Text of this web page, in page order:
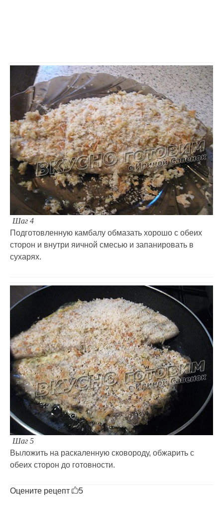
Шаг 4
Подготовленную камбалу обмазать хорошо с обеих
сторон и внутри яичной смесью и запанировать в
сухарях.
Шаг 5
Выложить на раскаленную сковороду, обжарить с
обеих сторон до готовности.
Оцените рецепт 5